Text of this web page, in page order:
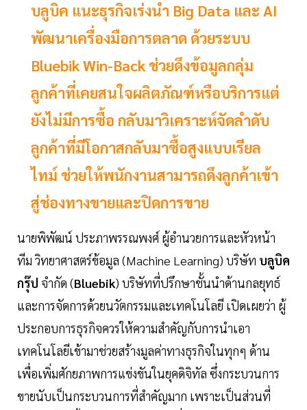
บลูบิค แนะธุรกิจเร่งนำ Big Data และ AI
พัฒนาเครื่องมือการตลาด ด้วยระบบ
Bluebik Win-Back ช่วยดึงข้อมูลกลุ่ม
ลูกค้าที่เคยสนใจผลิตภัณฑ์หรือบริการแต่
ยังไม่มีการซื้อ กลับมาวิเคราะห์จัดลำดับ
ลูกค้าที่มีโอกาสกลับมาซื้อสูงแบบเรียล
ไทม์ ช่วยให้พนักงานสามารถดึงลูกค้าเข้า
สู่ช่องทางขายและปิดการขาย
นายพิพัฒน์ ประภาพรรณพงศ์ ผู้อำนวยการและหัวหน้า
ทีม วิทยาศาสตร์ข้อมูล (Machine Learning) บริษัท บลูบิค
กรุ๊ป จำกัด (Bluebik) บริษัทที่ปรึกษาชั้นนำด้านกลยุทธ์
และการจัดการด้วยนวัตกรรมและเทคโนโลยี เปิดเผยว่า ผู้
ประกอบการธุรกิจควรให้ความสำคัญกับการนำเอา
เทคโนโลยีเข้ามาช่วยสร้างมูลค่าทางธุรกิจในทุกๆ ด้าน
เพื่อเพิ่มศักยภาพการแข่งขันในยุคดิจิทัล ซึ่งกระบวนการ
ขายนับเป็นกระบวนการที่สำคัญมาก เพราะเป็นส่วนที่